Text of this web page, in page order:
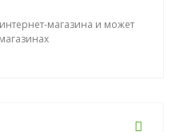
магазина и может